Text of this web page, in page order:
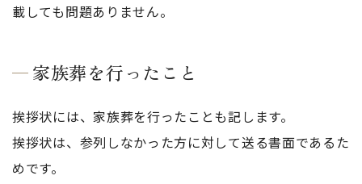
載しても問題ありません。
家族葬を行ったこと
挨拶状には、家族葬を行ったことも記します。
挨拶状は、参列しなかった方に対して送る書面であるた
めです。